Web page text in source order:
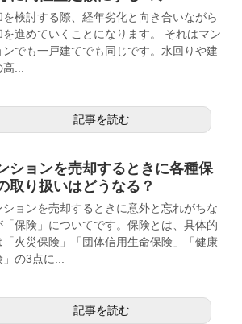
を検討する際、経年劣化と向き合いながら
を進めていくことになります。 それはマン
ンでも一戸建てでも同じです。水回りや建
...
記事を読む
ションを売却するときに各種保
取り扱いはどうなる？
ションを売却するときに意外と忘れがちな
「保険」についてです。保険とは、具体的
「火災保険」「団体信用生命保険」「健康
の3点に...
記事を読む